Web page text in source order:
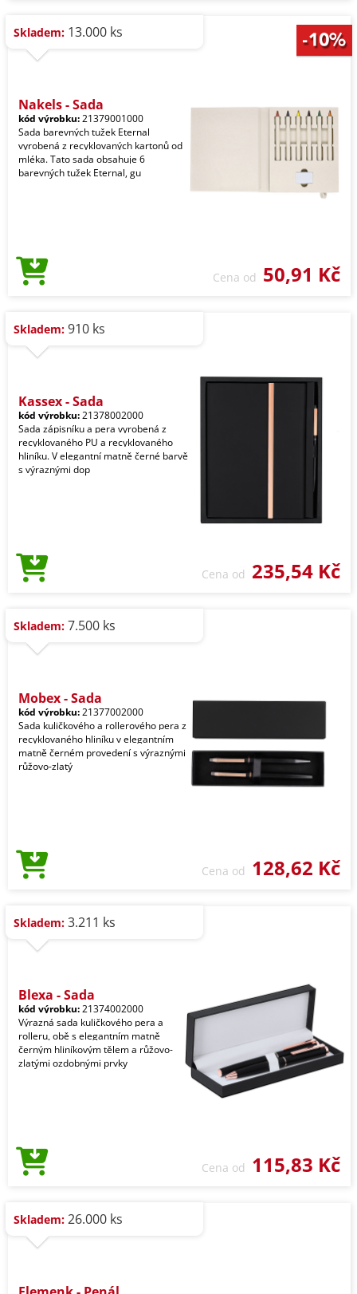
Skladem: 13.000 ks
Nakels - Sada
kód výrobku:21379001000
Sada barevných tužek Eternal
vyrobená z recyklovaných kartonů od
mléka. Tato sada obsahuje 6
barevných tužek Eternal, gu
Cena od 50,91 Kč
Skladem: 910 ks
Kassex - Sada
kód výrobku:21378002000
Sada zápisníku a pera vyrobená z
recyklovaného PU a recyklovaného
hliníku. V elegantní matně černé barvě
s výraznými dop
Cena od 235,54 Kč
Skladem: 7.500 ks
Mobex - Sada
kód výrobku:21377002000
Sada kuličkového a rollerového pera z
recyklovaného hliníku v elegantním
matně černém provedení s výraznými
růžovo-zlatý
Cena od 128,62 Kč
Skladem: 3.211 ks
Blexa - Sada
kód výrobku:21374002000
Výrazná sada kuličkového pera a
rolleru, obě s elegantním matně
černým hliníkovým tělem a růžovo-
zlatými ozdobnými prvky
Cena od 115,83 Kč
Skladem: 26.000 ks